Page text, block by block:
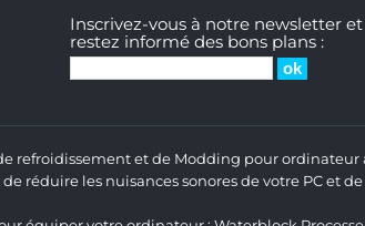
Inscrivez-vous à notre newsletter et
restez informé des bons plans :
refroidissement et de Modding pour ordinateur
réduire les nuisances sonores de votre PC et